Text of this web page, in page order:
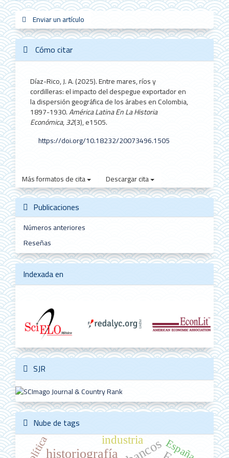
un
artículo
Enviar un artículo
Cómo citar
Díaz-Rico, J. A. (2025). Entre mares, ríos y
cordilleras: el impacto del despegue exportador en
la dispersión geográfica de los árabes en Colombia,
1897-1930.América Latina En La Historia
Económica,32(3), e1505.
https://doi.org/10.18232/20073496.1505
Más formatos de cita Descargar cita
Publicaciones
Números anteriores
Reseñas
Indexada en
SJR
Nube de tags
historiografía bancos
industria
política España
redes